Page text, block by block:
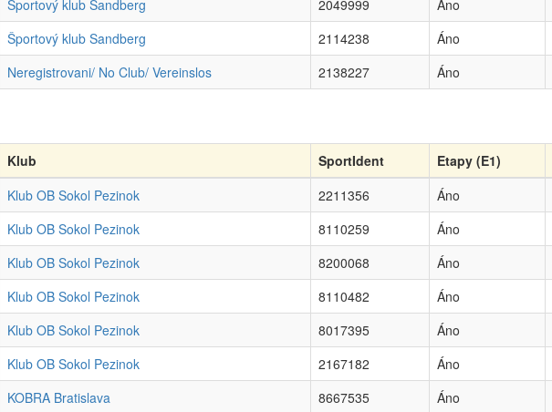
Športový klub Sandberg 2049999 Áno
Športový klub Sandberg 2114238 Áno
Neregistrovani/ No Club/ Vereinslos 2138227 Áno
Klub SportIdent Etapy (E1)
Klub OB Sokol Pezinok 2211356 Áno
Klub OB Sokol Pezinok 8110259 Áno
Klub OB Sokol Pezinok 8200068 Áno
Klub OB Sokol Pezinok 8110482 Áno
Klub OB Sokol Pezinok 8017395 Áno
Klub OB Sokol Pezinok 2167182 Áno
KOBRA Bratislava 8667535 Áno